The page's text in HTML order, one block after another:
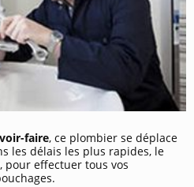
faire, ce plombier se déplace
les délais les plus rapides, le
pour effectuer tous vos